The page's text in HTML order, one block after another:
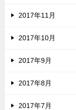
2017年11月
2017年10月
2017年9月
2017年8月
2017年7月